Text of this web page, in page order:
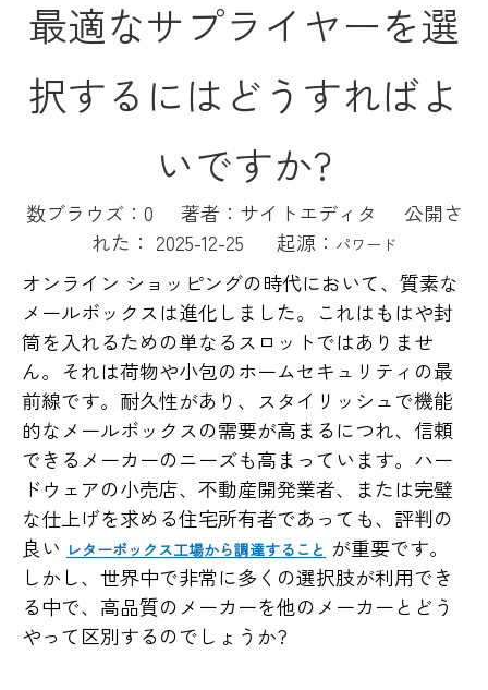
最適なサプライヤーを選
択するにはどうすればよ
いですか?
数ブラウズ： 0 著者：サイトエディタ 公開さ
れた： 2025-12-25 起源： パワード
オンライン ショッピングの時代において、質素な
メールボックスは進化しました。これはもはや封
筒を入れるための単なるスロットではありませ
ん。それは荷物や小包のホームセキュリティの最
前線です。耐久性があり、スタイリッシュで機能
的なメールボックスの需要が高まるにつれ、信頼
できるメーカーのニーズも高まっています。ハー
ドウェアの小売店、不動産開発業者、または完璧
な仕上げを求める住宅所有者であっても、評判の
良い レターボックス工場から調達すること が重要です。
しかし、世界中で非常に多くの選択肢が利用でき
る中で、高品質のメーカーを他のメーカーとどう
やって区別するのでしょうか?